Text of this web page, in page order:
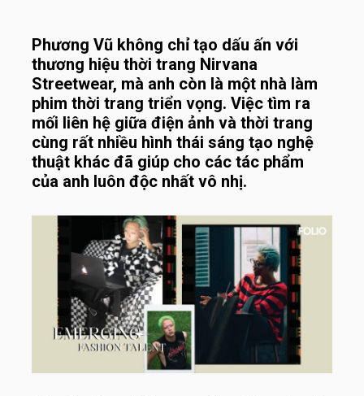
Phương Vũ không chỉ tạo dấu ấn với
thương hiệu thời trang Nirvana
Streetwear, mà anh còn là một nhà làm
phim thời trang triển vọng. Việc tìm ra
mối liên hệ giữa điện ảnh và thời trang
cùng rất nhiều hình thái sáng tạo nghệ
thuật khác đã giúp cho các tác phẩm
của anh luôn độc nhất vô nhị.